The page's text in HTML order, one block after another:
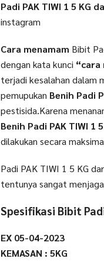
Padi PAK TIWI 1 5 KG
instagram
Cara menamam Bibit
dengan kata kunci “cara
terjadi kesalahan dalam
pemupukan Benih Padi
pestisida.Karena
Benih Padi PAK TIWI 1
dilakukan secara
Padi PAK TIWI 1 5 KG
tentunya sangat
Spesifikasi Bibit
EX 05-04-2023
KEMASAN : 5KG